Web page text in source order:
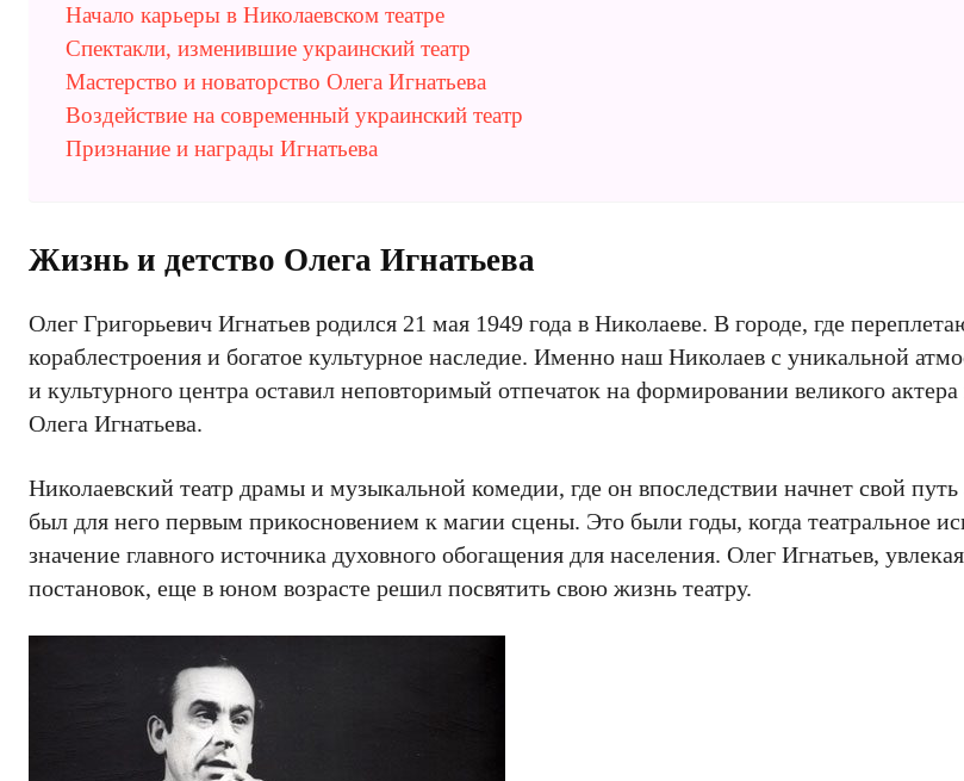
Начало карьеры в Николаевском театре
Спектакли, изменившие украинский театр
Мастерство и новаторство Олега Игнатьева
Воздействие на современный украинский театр
Признание и награды Игнатьева
Жизнь и детство Олега Игнатьева
Олег Григорьевич Игнатьев родился 21 мая 1949 года в Николаеве. В городе, где
кораблестроения и богатое культурное наследие. Именно наш Николаев с уникальной
и культурного центра оставил неповторимый отпечаток на формировании великого актера
Олега Игнатьева.
Николаевский театр драмы и музыкальной комедии, где он впоследствии начнет свой
был для него первым прикосновением к магии сцены. Это были годы, когда театральное
значение главного источника духовного обогащения для населения. Олег Игнатьев,
постановок, еще в юном возрасте решил посвятить свою жизнь театру.